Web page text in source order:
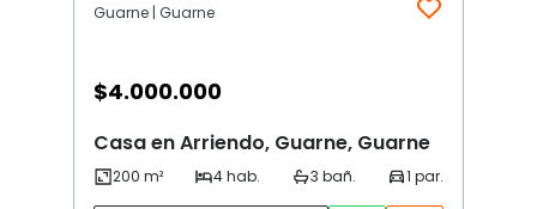
Guarne | Guarne
$4.000.000
Casa en Arriendo, Guarne, Guarne